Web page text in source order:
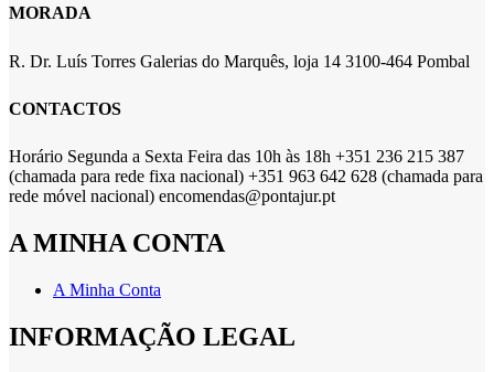
MORADA
R. Dr. Luís Torres Galerias do Marquês, loja 14 3100-464 Pombal
CONTACTOS
Horário Segunda a Sexta Feira das 10h às 18h +351 236 215 387
(chamada para rede fixa nacional) +351 963 642 628 (chamada para
rede móvel nacional) encomendas@pontajur.pt
A MINHA CONTA
A Minha Conta
INFORMAÇÃO LEGAL